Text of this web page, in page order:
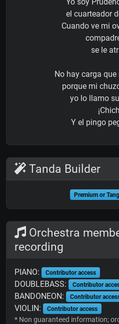
el cuarteador
Cuando ve mi
se le
No hay carga
porque mi
yo lo llamo
Y el pingo
Tanda Builder
Premium or
Orchestra
recording
PIANO: Contributor access
DOUBLEBASS: Contributor
BANDONEON: Contributor
VIOLIN: Contributor access
* Non guaranteed information;